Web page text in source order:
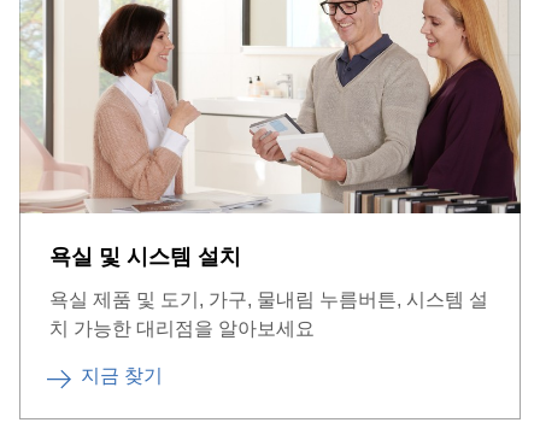
욕실 및 시스템 설치
욕실 제품 및 도기, 가구, 물내림 누름버튼, 시스템 설
치 가능한 대리점을 알아보세요
지금 찾기